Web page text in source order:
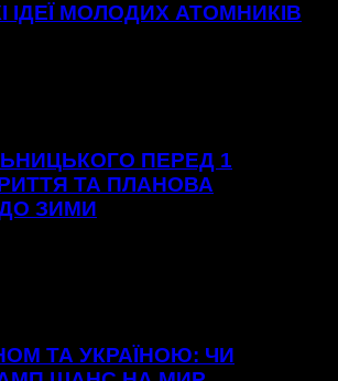
ІДЕЇ МОЛОДИХ АТОМНИКІВ
ПЕРЕД 1
ТА ПЛАНОВА
ЗИМИ
ТА УКРАЇНОЮ: ЧИ